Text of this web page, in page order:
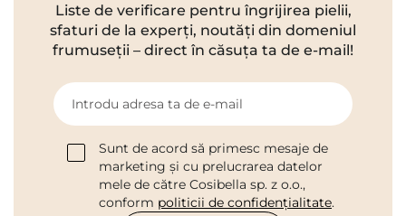
Liste de verificare pentru îngrijirea pielii,
sfaturi de la experți, noutăți din domeniul
frumuseții – direct în căsuța ta de e-mail!
Introdu adresa ta de e-mail
Sunt de acord să primesc mesaje de
marketing și cu prelucrarea datelor
mele de către Cosibella sp. z o.o.,
conform politicii de confidențialitate.